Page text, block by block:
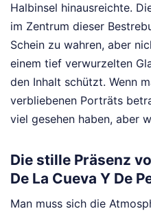
Halbinsel hinausreichte.
im Zentrum dieser
Schein zu wahren, aber
einem tief verwurzelten
den Inhalt schützt. Wenn
verbliebenen Porträts
viel gesehen haben, aber
Die stille Präsenz
De La Cueva Y De
Man muss sich die